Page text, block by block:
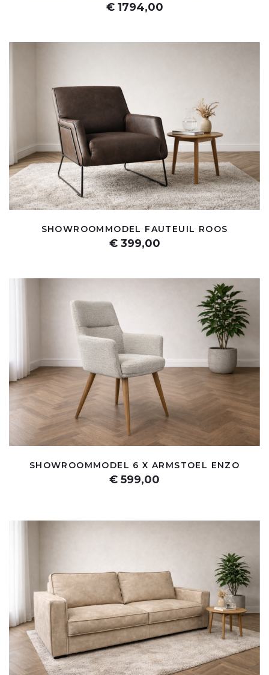
€ 1794,00
SHOWROOMMODEL FAUTEUIL ROOS
€ 399,00
SHOWROOMMODEL 6 X ARMSTOEL ENZO
€ 599,00